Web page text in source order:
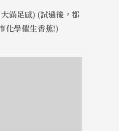
滿足感) (試過後，都
化學催生香蕉!)